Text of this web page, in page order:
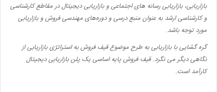
بازاریابی، بازاریابی رسانه های اجتماعی و بازاریابی دیجیتال در مقاطع کارشناسی
و کارشناسی ارشد به عنوان منبع درسی و دوره‌های مهندسی فروش و بازاریابی
مورد توجه باشد.
گره گشایی با بازاریابی به طرح موضوع قیف فروش به استراتژی بازاریابی از
نگاهی دیگر می نگرد. قیف فروش پایه اساسی یک پلن بازاریابی دیجیتال
کارآمد است.